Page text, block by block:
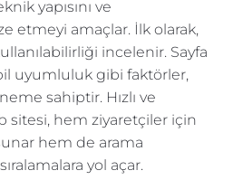
yapısını ve
etmeyi amaçlar. İlk olarak,
incelenir. Sayfa
uyumluluk gibi faktörler,
sahiptir. Hızlı ve
sitesi, hem ziyaretçiler için
hem de arama
yol açar.